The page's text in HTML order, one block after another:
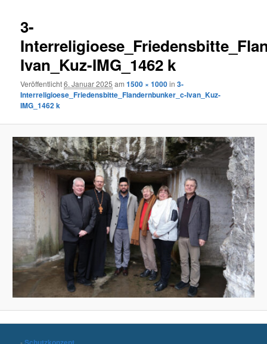
3-
Ivan_Kuz-IMG_1462 k
Veröffentlicht6. Januar 2025 am1500 × 1000in3-
Interreligioese_Friedensbitte_Flandernbunker_c-Ivan_Kuz-
IMG_1462 k